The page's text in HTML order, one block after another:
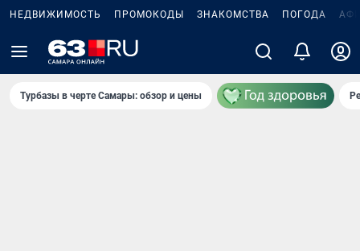
НЕДВИЖИМОСТЬ ПРОМОКОДЫ ЗНАКОМСТВА ПОГОДА
Турбазы в черте Самары: обзор и цены